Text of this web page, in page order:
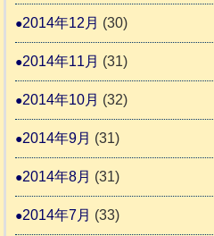
2014年12月 (30)
2014年11月 (31)
2014年10月 (32)
2014年9月 (31)
2014年8月 (31)
2014年7月 (33)